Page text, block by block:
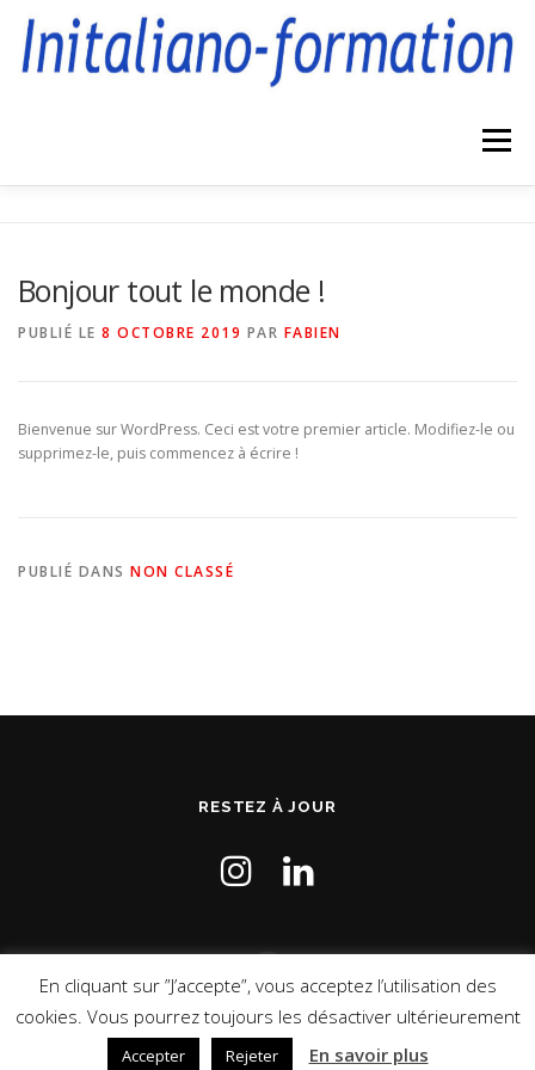
contenu
Menu
Bonjour tout le monde !
PUBLIÉ LE 8 OCTOBRE 2019 PAR FABIEN
Bienvenue sur WordPress. Ceci est votre premier article. Modifiez-le ou
supprimez-le, puis commencez à écrire !
PUBLIÉ DANS NON CLASSÉ
RESTEZ À JOUR
Copyright © 2021 Initaliano Formation -
En cliquant sur ”J’accepte”, vous acceptez l’utilisation des
cookies. Vous pourrez toujours les désactiver ultérieurement
Accepter Rejeter En savoir plus